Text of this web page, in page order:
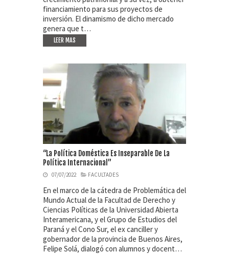
financiamiento para sus proyectos de
inversión. El dinamismo de dicho mercado
genera que t…
LEER MAS
“La Política Doméstica Es Inseparable De La
Política Internacional”
07/07/2022 FACULTADES
En el marco de la cátedra de Problemática del
Mundo Actual de la Facultad de Derecho y
Ciencias Políticas de la Universidad Abierta
Interamericana, y el Grupo de Estudios del
Paraná y el Cono Sur, el ex canciller y
gobernador de la provincia de Buenos Aires,
Felipe Solá, dialogó con alumnos y docent…